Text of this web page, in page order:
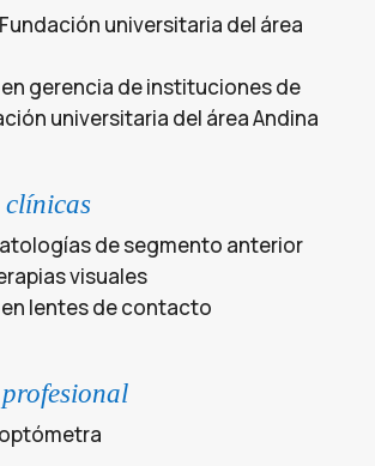
universitaria del área
gerencia de instituciones de
universitaria del área Andina
de segmento anterior
visuales
lentes de contacto